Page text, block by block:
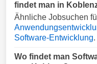
findet man in
Ähnliche Jobsuchen
Software-Entwicklung.
Wo findet man